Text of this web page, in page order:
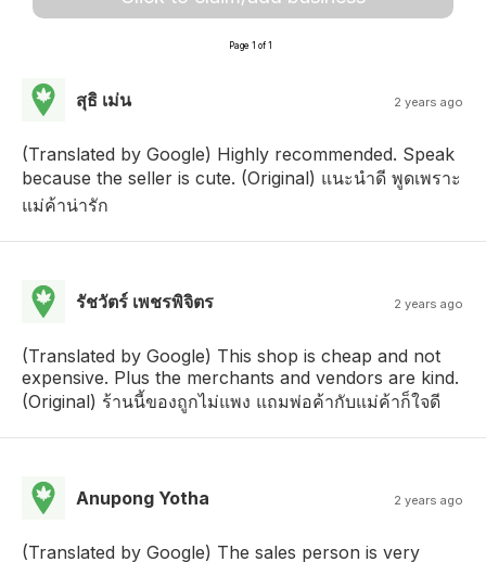
Page 1 of 1
สุธิ เม่น 2 years ago
(Translated by Google) Highly recommended. Speak
because the seller is cute. (Original) แนะนำดี พูดเพราะ
แม่ค้าน่ารัก
รัชวัตร์ เพชรพิจิตร 2 years ago
(Translated by Google) This shop is cheap and not
expensive. Plus the merchants and vendors are kind.
(Original) ร้านนี้ของถูกไม่แพง แถมพ่อค้ากับแม่ค้าก็ใจดี
Anupong Yotha 2 years ago
(Translated by Google) The sales person is very